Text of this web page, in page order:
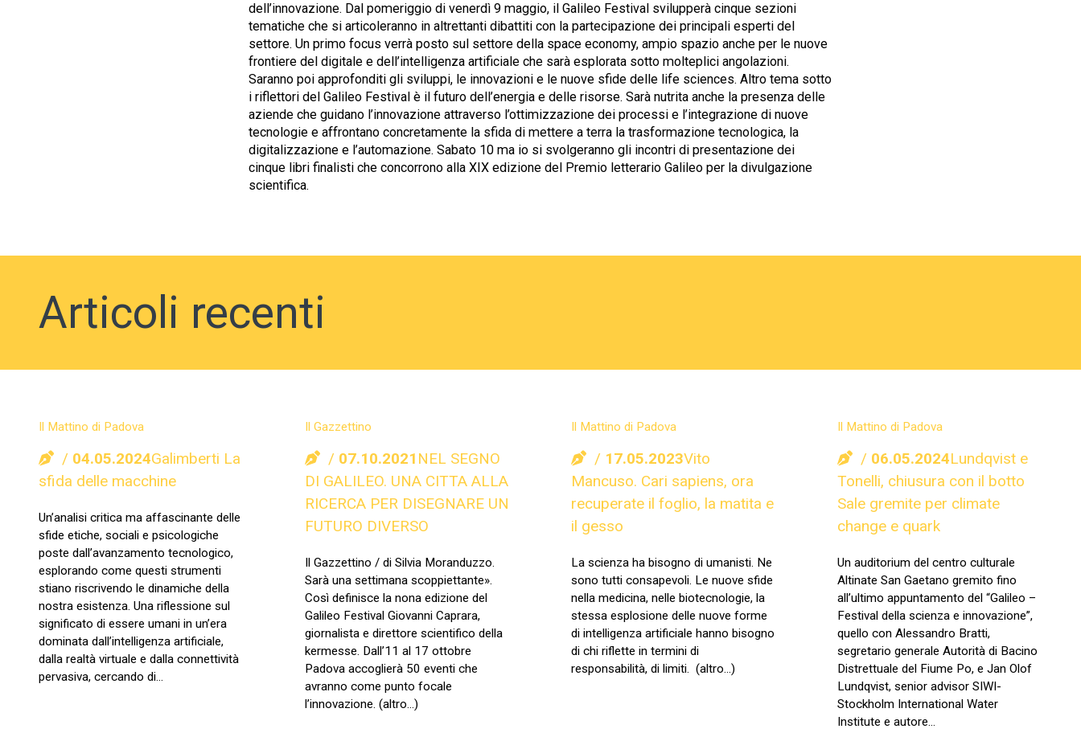
dell’innovazione. Dal pomeriggio di venerdì 9 maggio, il Galileo Festival svilupperà cinque sezioni
tematiche che si articoleranno in altrettanti dibattiti con la partecipazione dei principali esperti del
settore. Un primo focus verrà posto sul settore della space economy, ampio spazio anche per le nuove
frontiere del digitale e dell’intelligenza artificiale che sarà esplorata sotto molteplici angolazioni.
Saranno poi approfonditi gli sviluppi, le innovazioni e le nuove sfide delle life sciences. Altro tema sotto
i riflettori del Galileo Festival è il futuro dell’energia e delle risorse. Sarà nutrita anche la presenza delle
aziende che guidano l’innovazione attraverso l’ottimizzazione dei processi e l’integrazione di nuove
tecnologie e affrontano concretamente la sfida di mettere a terra la trasformazione tecnologica, la
digitalizzazione e l’automazione. Sabato 10 ma io si svolgeranno gli incontri di presentazione dei
cinque libri finalisti che concorrono alla XIX edizione del Premio letterario Galileo per la divulgazione
scientifica.
Articoli recenti
Il Mattino di Padova
04.05.2024Galimberti La
sfida delle macchine
Un’analisi critica ma affascinante delle
sfide etiche, sociali e psicologiche
poste dall’avanzamento tecnologico,
esplorando come questi strumenti
stiano riscrivendo le dinamiche della
nostra esistenza. Una riflessione sul
significato di essere umani in un’era
dominata dall’intelligenza artificiale,
dalla realtà virtuale e dalla connettività
pervasiva, cercando di…
Il Gazzettino
07.10.2021 NEL SEGNO
DI GALILEO. UNA CITTA ALLA
RICERCA PER DISEGNARE UN
FUTURO DIVERSO
Il Gazzettino / di Silvia Moranduzzo.
Sarà una settimana scoppiettante».
Così definisce la nona edizione del
Galileo Festival Giovanni Caprara,
giornalista e direttore scientifico della
kermesse. Dall’11 al 17 ottobre
Padova accoglierà 50 eventi che
avranno come punto focale
l’innovazione. (altro…)
Il Mattino di Padova
17.05.2023Vito
Mancuso. Cari sapiens, ora
recuperate il foglio, la matita e
il gesso
La scienza ha bisogno di umanisti. Ne
sono tutti consapevoli. Le nuove sfide
nella medicina, nelle biotecnologie, la
stessa esplosione delle nuove forme
di intelligenza artificiale hanno bisogno
di chi riflette in termini di
responsabilità, di limiti. (altro…)
Il Mattino di Padova
06.05.2024Lundqvist e
Tonelli, chiusura con il botto
Sale gremite per climate
change e quark
Un auditorium del centro culturale
Altinate San Gaetano gremito fino
all’ultimo appuntamento del “Galileo –
Festival della scienza e innovazione”,
quello con Alessandro Bratti,
segretario generale Autorità di Bacino
Distrettuale del Fiume Po, e Jan Olof
Lundqvist, senior advisor SIWI-
Stockholm International Water
Institute e autore…